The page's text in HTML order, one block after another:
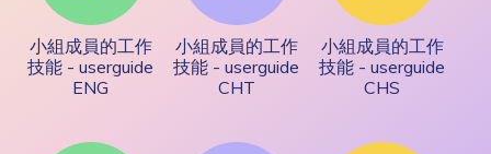
小組成員的工作
技能 - userguide
ENG
小組成員的工作
技能 - userguide
CHT
小組成員的工作
技能 - userguide
CHS